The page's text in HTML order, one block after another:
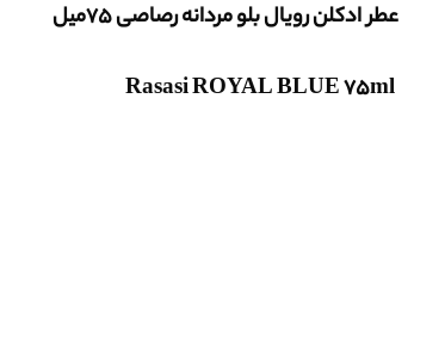
عطر ادکلن رویال بلو مردانه رصاصی 75میل